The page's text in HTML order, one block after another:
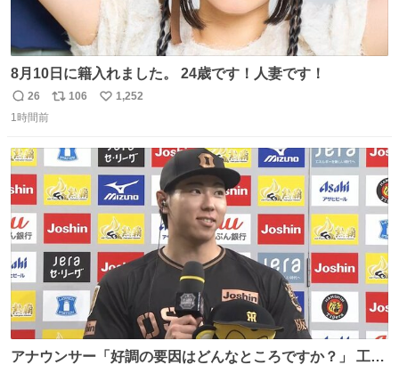
8月10日に籍入れました。 24歳です！人妻です！
返
信
26
リ
ト
数
106
い
数
1,252
1時間前
アナウンサー「好調の要因はどんなところですか？」 工藤